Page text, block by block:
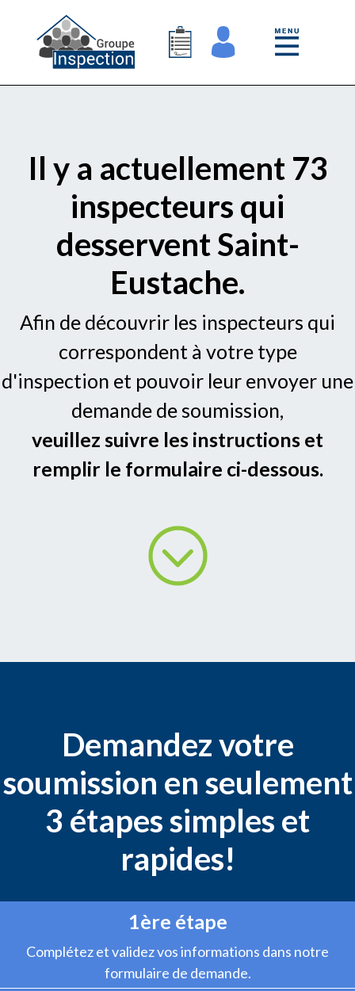
Il y a actuellement 73
inspecteurs qui
desservent Saint-
Eustache.
Afin de découvrir les inspecteurs qui
correspondent à votre type
d'inspection et pouvoir leur envoyer une
demande de soumission,
veuillez suivre les instructions et
remplir le formulaire ci-dessous.
Demandez votre
soumission en seulement
3 étapes simples et
rapides!
1ère étape
Complétez et validez vos informations dans notre
formulaire de demande.